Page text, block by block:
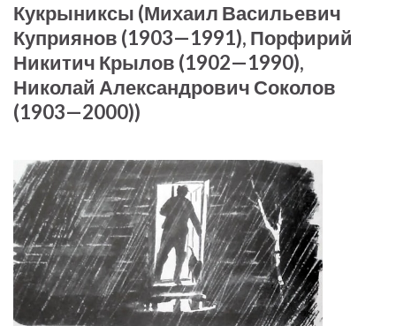
Кукрыниксы (Михаил Васильевич
Куприянов (1903—1991), Порфирий
Никитич Крылов (1902—1990),
Николай Александрович Соколов
(1903—2000))